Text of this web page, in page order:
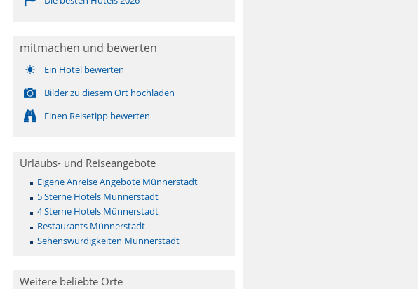
mitmachen und bewerten
Ein Hotel bewerten
Bilder zu diesem Ort hochladen
Einen Reisetipp bewerten
Urlaubs- und Reiseangebote
Eigene Anreise Angebote Münnerstadt
5 Sterne Hotels Münnerstadt
4 Sterne Hotels Münnerstadt
Restaurants Münnerstadt
Sehenswürdigkeiten Münnerstadt
Weitere beliebte Orte